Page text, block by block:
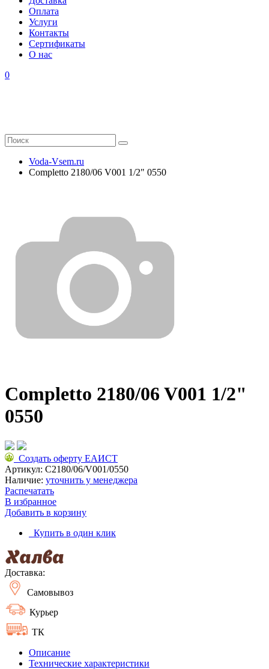
Оплата
Услуги
Контакты
Cертификаты
О нас
0
Voda-Vsem.ru
Completto 2180/06 V001 1/2" 0550
Completto 2180/06 V001 1/2"
0550
Создать оферту ЕАИСТ
Артикул: C2180/06/V001/0550
Наличие: уточнить у менеджера
Распечатать
В избранное
Добавить в корзину
Купить в один клик
Доставка:
Самовывоз
Курьер
ТК
Описание
Технические характеристики